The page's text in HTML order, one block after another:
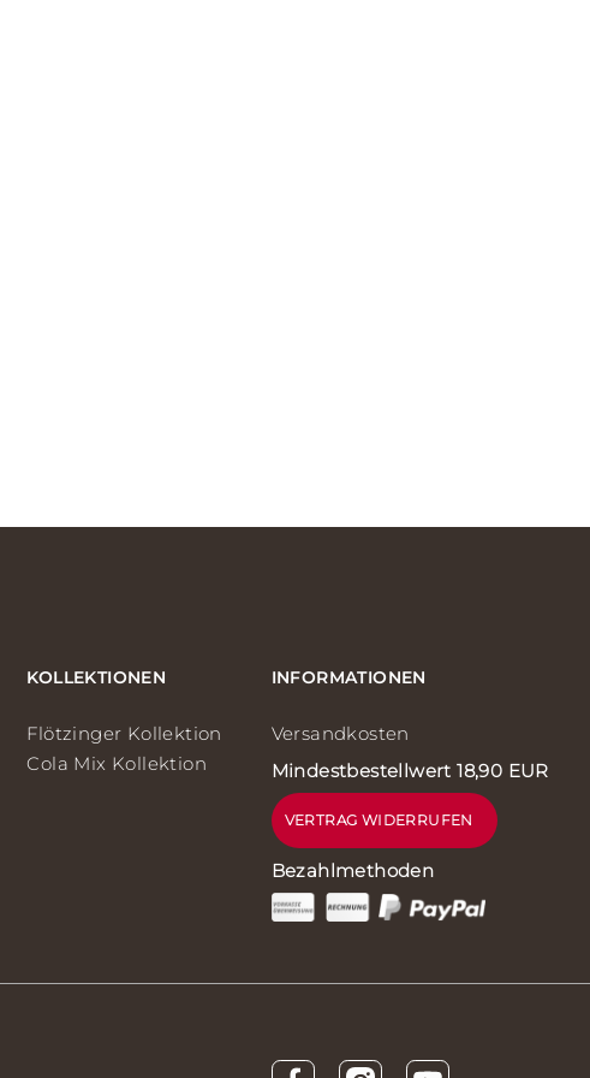
KOLLEKTIONEN
Flötzinger Kollektion
Cola Mix Kollektion
INFORMATIONEN
Versandkosten
Mindestbestellwert 18,90 EUR
VERTRAG WIDERRUFEN
Bezahlmethoden